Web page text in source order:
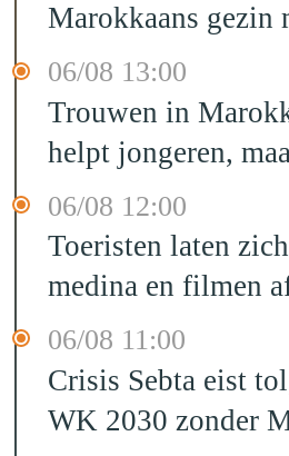
Marokkaans gezin
06/08 13:00
Trouwen in
helpt jongeren,
06/08 12:00
Toeristen laten
medina en filmen
06/08 11:00
Crisis Sebta eist
WK 2030 zonder